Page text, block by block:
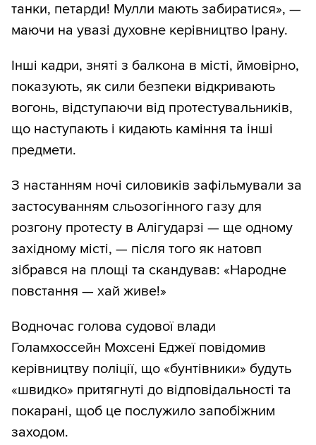
танки, петарди! Мулли мають забиратися», —
маючи на увазі духовне керівництво Ірану.
Інші кадри, зняті з балкона в місті, ймовірно,
показують, як сили безпеки відкривають
вогонь, відступаючи від протестувальників,
що наступають і кидають каміння та інші
предмети.
З настанням ночі силовиків зафільмували за
застосуванням сльозогінного газу для
розгону протесту в Алігударзі — ще одному
західному місті, — після того як натовп
зібрався на площі та скандував: «Народне
повстання — хай живе!»
Водночас голова судової влади
Голамхоссейн Мохсені Еджеї повідомив
керівництву поліції, що «бунтівники» будуть
«швидко» притягнуті до відповідальності та
покарані, щоб це послужило запобіжним
заходом.